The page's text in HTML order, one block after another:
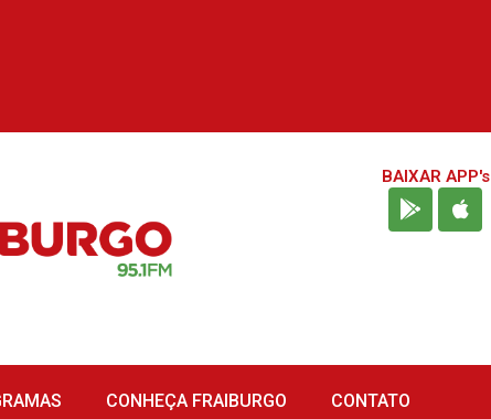
BAIXAR APP's
CONHEÇA FRAIBURGO CONTATO